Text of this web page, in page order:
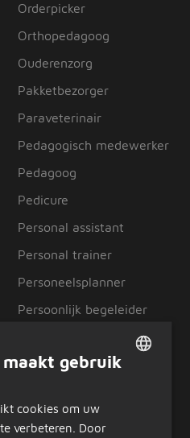
Orderpicker
Orthopedagoog
Ouderenzorg
Pakketbezorger
Paraveterinair
Pedagogisch medewerker
Pedagoog
Pedicure
Personal assistant
Personal trainer
Personeelsplanner
Persoonlijk begeleider
Planner zorg
maakt gebruik
cookies om uw
verbeteren. Door